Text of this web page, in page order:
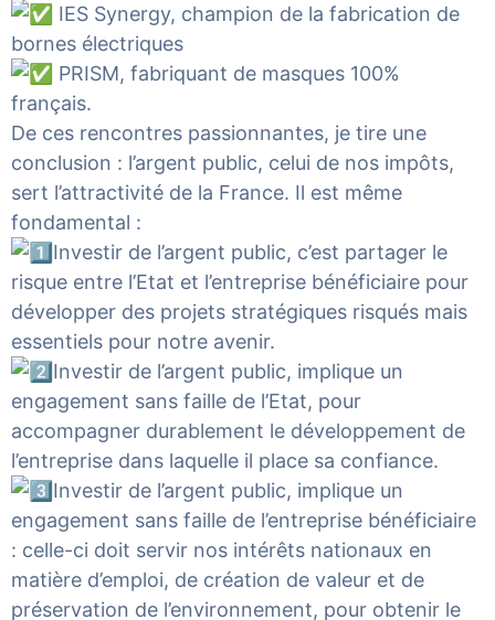
IES Synergy, champion de la fabrication de
bornes électriques
PRISM, fabriquant de masques 100%
français.
De ces rencontres passionnantes, je tire une
conclusion : l’argent public, celui de nos impôts,
sert l’attractivité de la France. Il est même
fondamental :
Investir de l’argent public, c’est partager le
risque entre l’Etat et l’entreprise bénéficiaire pour
développer des projets stratégiques risqués mais
essentiels pour notre avenir.
Investir de l’argent public, implique un
engagement sans faille de l’Etat, pour
accompagner durablement le développement de
l’entreprise dans laquelle il place sa confiance.
Investir de l’argent public, implique un
engagement sans faille de l’entreprise bénéficiaire
: celle-ci doit servir nos intérêts nationaux en
matière d’emploi, de création de valeur et de
préservation de l’environnement, pour obtenir le